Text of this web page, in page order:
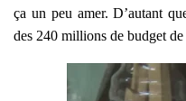
ça un peu amer. D’au­tant
des 240 mil­lions de bud­get